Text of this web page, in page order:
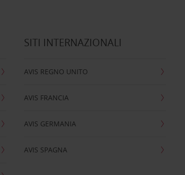
SITI INTERNAZIONALI
AVIS REGNO UNITO
AVIS FRANCIA
AVIS GERMANIA
AVIS SPAGNA